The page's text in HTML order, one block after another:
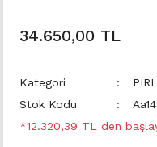
34.650,00 TL
Kategori
Stok Kodu
*12.320,39 TL den